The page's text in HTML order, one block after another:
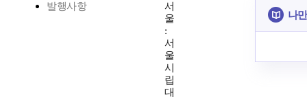
발행사항
서
울
:
서
울
시
립
대
나